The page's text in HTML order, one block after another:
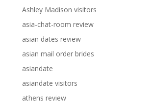
Ashley Madison visitors
asia-chat-room review
asian dates review
asian mail order brides
asiandate
asiandate visitors
athens review